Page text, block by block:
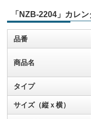
「NZB-2204」カレ
品番
商品名
タイプ
サイズ（縦ｘ横）